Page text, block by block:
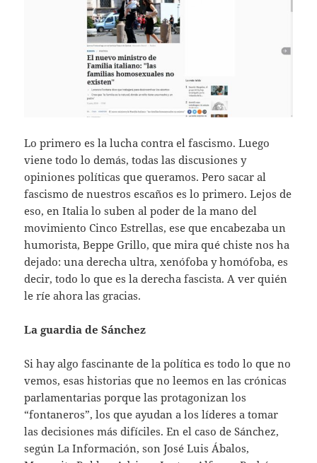
Lo primero es la lucha contra el fascismo. Luego
viene todo lo demás, todas las discusiones y
opiniones políticas que queramos. Pero sacar al
fascismo de nuestros escaños es lo primero. Lejos de
eso, en Italia lo suben al poder de la mano del
movimiento Cinco Estrellas, ese que encabezaba un
humorista, Beppe Grillo, que mira qué chiste nos ha
dejado: una derecha ultra, xenófoba y homófoba, es
decir, todo lo que es la derecha fascista. A ver quién
le ríe ahora las gracias.
La guardia de Sánchez
Si hay algo fascinante de la política es todo lo que no
vemos, esas historias que no leemos en las crónicas
parlamentarias porque las protagonizan los
“fontaneros”, los que ayudan a los líderes a tomar
las decisiones más difíciles. En el caso de Sánchez,
según La Información, son José Luis Ábalos,